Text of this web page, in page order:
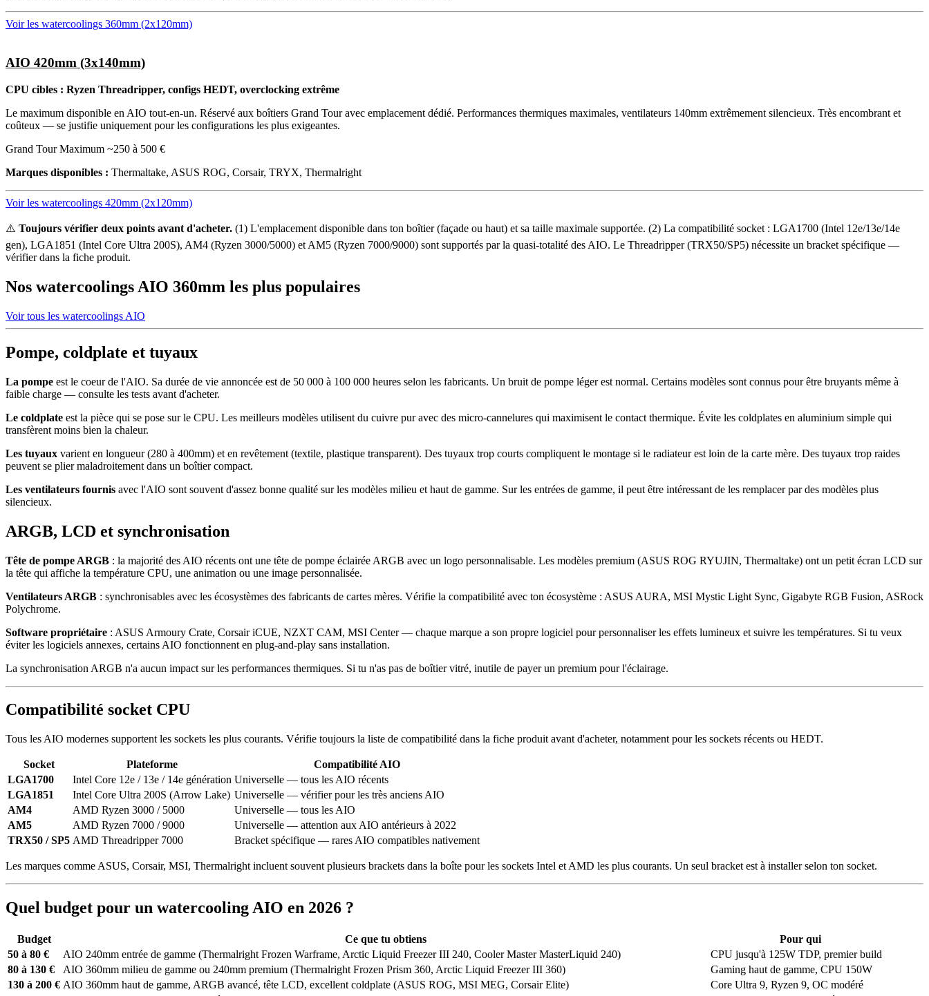
Voir les watercoolings 360mm (2x120mm)
AIO 420mm (3x140mm)
CPU cibles : Ryzen Threadripper, configs HEDT, overclocking extrême
Le maximum disponible en AIO tout-en-un. Réservé aux boîtiers Grand Tour avec emplacement dédié. Performances thermiques maximales, ventilateurs 140mm extrêmement silencieux. Très encombrant et
coûteux — se justifie uniquement pour les configurations les plus exigeantes.
Grand Tour Maximum ~250 à 500 €
Marques disponibles : Thermaltake, ASUS ROG, Corsair, TRYX, Thermalright
Voir les watercoolings 420mm (2x120mm)
⚠️ Toujours vérifier deux points avant d'acheter. (1) L'emplacement disponible dans ton boîtier (façade ou haut) et sa taille maximale supportée. (2) La compatibilité socket : LGA1700 (Intel 12e/13e/14e
gen), LGA1851 (Intel Core Ultra 200S), AM4 (Ryzen 3000/5000) et AM5 (Ryzen 7000/9000) sont supportés par la quasi-totalité des AIO. Le Threadripper (TRX50/SP5) nécessite un bracket spécifique —
vérifier dans la fiche produit.
Nos watercoolings AIO 360mm les plus populaires
Voir tous les watercoolings AIO
Pompe, coldplate et tuyaux
La pompe est le coeur de l'AIO. Sa durée de vie annoncée est de 50 000 à 100 000 heures selon les fabricants. Un bruit de pompe léger est normal. Certains modèles sont connus pour être bruyants même à
faible charge — consulte les tests avant d'acheter.
Le coldplate est la pièce qui se pose sur le CPU. Les meilleurs modèles utilisent du cuivre pur avec des micro-cannelures qui maximisent le contact thermique. Évite les coldplates en aluminium simple qui
transfèrent moins bien la chaleur.
Les tuyaux varient en longueur (280 à 400mm) et en revêtement (textile, plastique transparent). Des tuyaux trop courts compliquent le montage si le radiateur est loin de la carte mère. Des tuyaux trop raides
peuvent se plier maladroitement dans un boîtier compact.
Les ventilateurs fournis avec l'AIO sont souvent d'assez bonne qualité sur les modèles milieu et haut de gamme. Sur les entrées de gamme, il peut être intéressant de les remplacer par des modèles plus
silencieux.
ARGB, LCD et synchronisation
Tête de pompe ARGB : la majorité des AIO récents ont une tête de pompe éclairée ARGB avec un logo personnalisable. Les modèles premium (ASUS ROG RYUJIN, Thermaltake) ont un petit écran LCD sur
la tête qui affiche la température CPU, une animation ou une image personnalisée.
Ventilateurs ARGB : synchronisables avec les écosystèmes des fabricants de cartes mères. Vérifie la compatibilité avec ton écosystème : ASUS AURA, MSI Mystic Light Sync, Gigabyte RGB Fusion, ASRock
Polychrome.
Software propriétaire : ASUS Armoury Crate, Corsair iCUE, NZXT CAM, MSI Center — chaque marque a son propre logiciel pour personnaliser les effets lumineux et suivre les températures. Si tu veux
éviter les logiciels annexes, certains AIO fonctionnent en plug-and-play sans installation.
La synchronisation ARGB n'a aucun impact sur les performances thermiques. Si tu n'as pas de boîtier vitré, inutile de payer un premium pour l'éclairage.
Compatibilité socket CPU
Tous les AIO modernes supportent les sockets les plus courants. Vérifie toujours la liste de compatibilité dans la fiche produit avant d'acheter, notamment pour les sockets récents ou HEDT.
Socket Plateforme
Compatibilité AIO
LGA1700
Intel Core 12e / 13e / 14e génération Universelle — tous les AIO récents
LGA1851
Intel Core Ultra 200S (Arrow Lake) Universelle — vérifier pour les très anciens AIO
AM4
AMD Ryzen 3000 / 5000
Universelle — tous les AIO
AM5
AMD Ryzen 7000 / 9000
Universelle — attention aux AIO antérieurs à 2022
TRX50 / SP5 AMD Threadripper 7000 Bracket spécifique — rares AIO compatibles nativement
Les marques comme ASUS, Corsair, MSI, Thermalright incluent souvent plusieurs brackets dans la boîte pour les sockets Intel et AMD les plus courants. Un seul bracket est à installer selon ton socket.
Quel budget pour un watercooling AIO en 2026 ?
Budget Ce que tu obtiens
Pour qui
50 à 80 €
AIO 240mm entrée de gamme (Thermalright Frozen Warframe, Arctic Liquid Freezer III 240, Cooler Master MasterLiquid 240)
CPU jusqu'à 125W TDP, premier build
80 à 130 €
AIO 360mm milieu de gamme ou 240mm premium (Thermalright Frozen Prism 360, Arctic Liquid Freezer III 360)
Gaming haut de gamme, CPU 150W
130 à 200 € AIO 360mm haut de gamme, ARGB avancé, tête LCD, excellent coldplate (ASUS ROG, MSI MEG, Corsair Elite)
Core Ultra 9, Ryzen 9, OC modéré